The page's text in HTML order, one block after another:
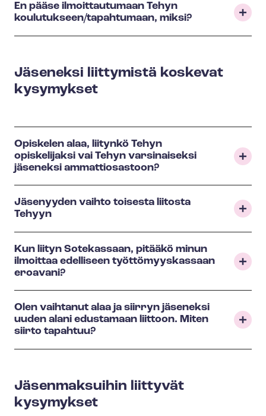
En pääse ilmoittautumaan Tehyn
koulutukseen/tapahtumaan, miksi?
Jäseneksi liittymistä koskevat
kysymykset
Opiskelen alaa, liitynkö Tehyn
opiskelijaksi vai Tehyn varsinaiseksi
jäseneksi ammattiosastoon?
Jäsenyyden vaihto toisesta liitosta
Tehyyn
Kun liityn Sotekassaan, pitääkö minun
ilmoittaa edelliseen työttömyyskassaan
eroavani?
Olen vaihtanut alaa ja siirryn jäseneksi
uuden alani edustamaan liittoon. Miten
siirto tapahtuu?
Jäsenmaksuihin liittyvät
kysymykset